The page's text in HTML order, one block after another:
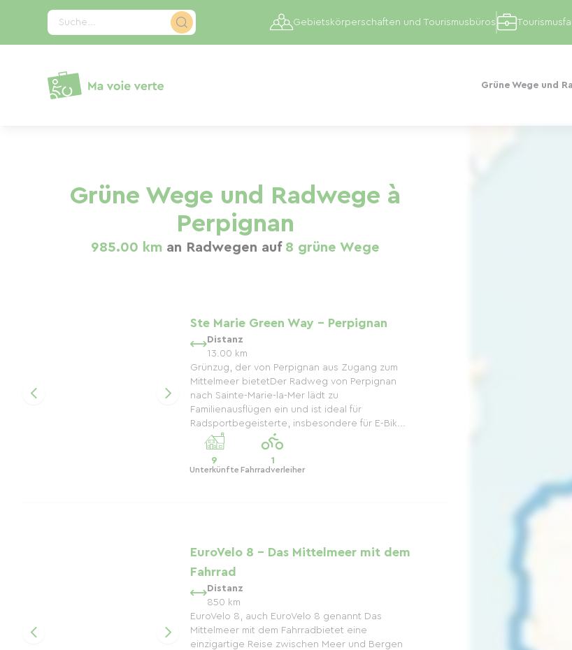
Suche...
Grüne Wege und
Gebietskörperschaften und Tourismusbüros
Grüne Wege und Radwege à
Perpignan
985.00 kman Radwegen auf 8 grüne Wege
Ste Marie Green Way – Perpignan
Distanz
13.00 km
Grünzug, der von Perpignan aus Zugang zum
Mittelmeer bietetDer Radweg von Perpignan
nach Sainte-Marie-la-Mer lädt zu
Familienausflügen ein und ist ideal für
Radsportbegeisterte, insbesondere für E-Bik...
9
Unterkünfte
1
Fahrradverleiher
EuroVelo 8 – Das Mittelmeer mit dem
Fahrrad
Distanz
850 km
EuroVelo 8, auch EuroVelo 8 genannt Das
Mittelmeer mit dem Fahrradbietet eine
einzigartige Reise zwischen Meer und Bergen
Cookie-Einstellungen